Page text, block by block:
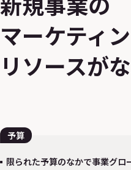
マーケティ
リソースが
予算
限られた予算のなかで事業グロ